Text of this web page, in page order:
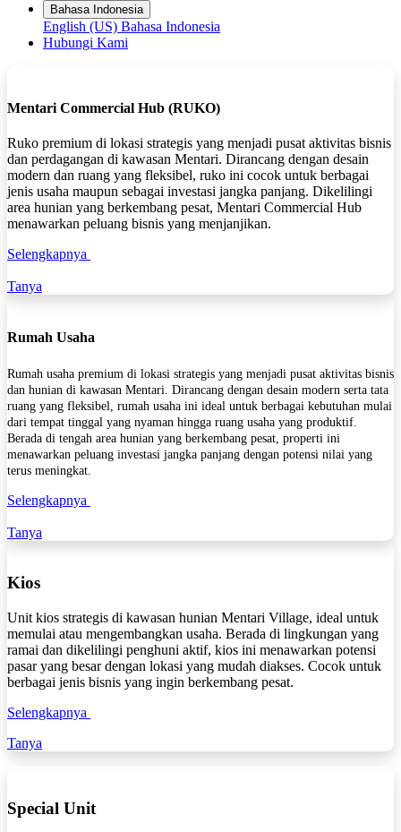
Bahasa Indonesia
English (US) Bahasa Indonesia
Hubungi Kami
Mentari Commercial Hub (RUKO)
Ruko premium di lokasi strategis yang menjadi pusat aktivitas bisnis
dan perdagangan di kawasan Mentari. Dirancang dengan desain
modern dan ruang yang fleksibel, ruko ini cocok untuk berbagai
jenis usaha maupun sebagai investasi jangka panjang. Dikelilingi
area hunian yang berkembang pesat, Mentari Commercial Hub
menawarkan peluang bisnis yang menjanjikan.
Selengkapnya
Tanya
Rumah Usaha
Rumah usaha premium di lokasi strategis yang menjadi pusat aktivitas bisnis
dan hunian di kawasan Mentari. Dirancang dengan desain modern serta tata
ruang yang fleksibel, rumah usaha ini ideal untuk berbagai kebutuhan mulai
dari tempat tinggal yang nyaman hingga ruang usaha yang produktif.
Berada di tengah area hunian yang berkembang pesat, properti ini
menawarkan peluang investasi jangka panjang dengan potensi nilai yang
terus meningkat.
Selengkapnya
Tanya
Kios
Unit kios strategis di kawasan hunian Mentari Village, ideal untuk
memulai atau mengembangkan usaha. Berada di lingkungan yang
ramai dan dikelilingi penghuni aktif, kios ini menawarkan potensi
pasar yang besar dengan lokasi yang mudah diakses. Cocok untuk
berbagai jenis bisnis yang ingin berkembang pesat.
Selengkapnya
Tanya
Special Unit